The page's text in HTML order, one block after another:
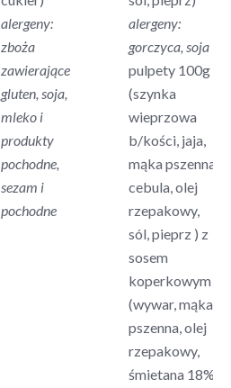
alergeny:
zboża
zawierające
gluten, soja,
mleko i
produkty
pochodne,
sezam i
pochodne
alergeny:
gorczyca, soja
pulpety 100g
(szynka
wieprzowa
b/kości, jaja,
mąka pszenna,
cebula, olej
rzepakowy,
sól, pieprz ) z
sosem
koperkowym
(wywar, mąka
pszenna, olej
rzepakowy,
śmietana 18%,